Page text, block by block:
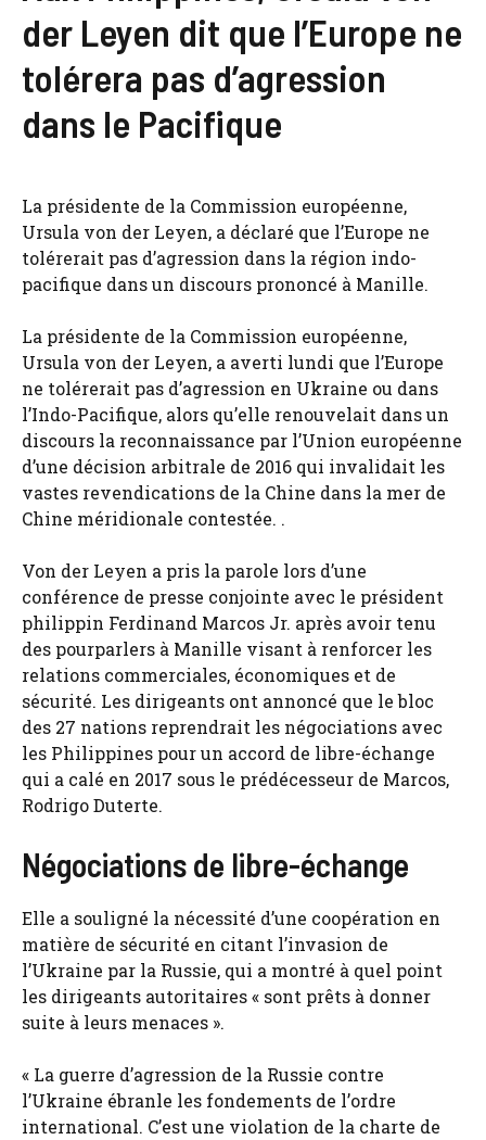
der Leyen dit que l’Europe ne
tolérera pas d’agression
dans le Pacifique
La présidente de la Commission européenne,
Ursula von der Leyen, a déclaré que l’Europe ne
tolérerait pas d’agression dans la région indo-
pacifique dans un discours prononcé à Manille.
La présidente de la Commission européenne,
Ursula von der Leyen, a averti lundi que l’Europe
ne tolérerait pas d’agression en Ukraine ou dans
l’Indo-Pacifique, alors qu’elle renouvelait dans un
discours la reconnaissance par l’Union européenne
d’une décision arbitrale de 2016 qui invalidait les
vastes revendications de la Chine dans la mer de
Chine méridionale contestée. .
Von der Leyen a pris la parole lors d’une
conférence de presse conjointe avec le président
philippin Ferdinand Marcos Jr. après avoir tenu
des pourparlers à Manille visant à renforcer les
relations commerciales, économiques et de
sécurité. Les dirigeants ont annoncé que le bloc
des 27 nations reprendrait les négociations avec
les Philippines pour un accord de libre-échange
qui a calé en 2017 sous le prédécesseur de Marcos,
Rodrigo Duterte.
Négociations de libre-échange
Elle a souligné la nécessité d’une coopération en
matière de sécurité en citant l’invasion de
l’Ukraine par la Russie, qui a montré à quel point
les dirigeants autoritaires « sont prêts à donner
suite à leurs menaces ».
« La guerre d’agression de la Russie contre
l’Ukraine ébranle les fondements de l’ordre
international. C’est une violation de la charte de